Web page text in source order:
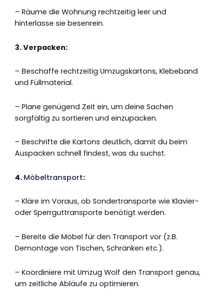
– Räume die Wohnung rechtzeitig leer und
hinterlasse sie besenrein.
3. Verpacken:
– Beschaffe rechtzeitig Umzugskartons, Klebeband
und Füllmaterial.
– Plane genügend Zeit ein, um deine Sachen
sorgfältig zu sortieren und einzupacken.
– Beschrifte die Kartons deutlich, damit du beim
Auspacken schnell findest, was du suchst.
4. Möbeltransport:
– Kläre im Voraus, ob Sondertransporte wie Klavier-
oder Sperrguttransporte benötigt werden.
– Bereite die Möbel für den Transport vor (z.B.
Demontage von Tischen, Schränken etc.).
– Koordiniere mit Umzug Wolf den Transport genau,
um zeitliche Abläufe zu optimieren.